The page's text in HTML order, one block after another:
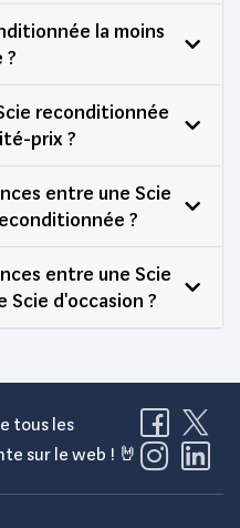
la moins
?
reconditionnée
prix ?
entre une Scie
?
entre une Scie
d'occasion ?
tous les
sur le web ! 🤘